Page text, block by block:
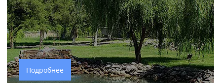
Подробнее